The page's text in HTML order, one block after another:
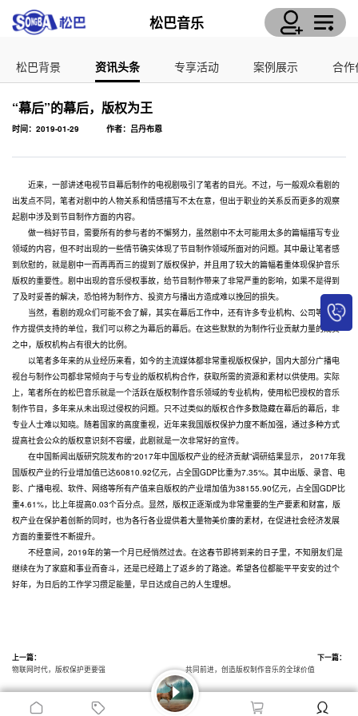
松巴音乐
松巴背景 资讯头条 专享活动 案例展示 合作
“幕后”的幕后，版权为王
时间：2019-01-29 作者：吕丹布恩
近来，一部讲述电视节目幕后制作的电视剧吸引了笔者的目光。不过，与一般观众看剧的
出发点不同，笔者对剧中的人物关系和情感描写不太在意，但出于职业的关系反而更多的观察
起剧中涉及到节目制作方面的内容。
做一档好节目，需要所有的参与者的不懈努力，虽然剧中不太可能用太多的篇幅描写专业
领域的内容，但不时出现的一些情节确实体现了节目制作领域所面对的问题。其中最让笔者感
到欣慰的，就是剧中一而再再而三的提到了版权保护，并且用了较大的篇幅着重体现保护音乐
版权的重要性。剧中出现的音乐侵权事故，给节目制作带来了非常严重的影响，如果不是得到
了及时妥善的解决，恐怕将为制作方、投资方与播出方造成难以挽回的损失。
当然，看剧的观众们可能不会了解，其实在幕后工作中，还有许多专业机构、公司等为制
作方提供支持的单位，我们可以称之为幕后的幕后。在这些默默的为制作行业贡献力量的成员
之中，版权机构占有很大的比例。
以笔者多年来的从业经历来看，如今的主流媒体都非常重视版权保护，国内大部分广播电
视台与制作公司都非常倾向于与专业的版权机构合作，获取所需的资源和素材以供使用。实际
上，笔者所在的松巴音乐就是一个活跃在版权制作音乐领域的专业机构，使用松巴授权的音乐
制作节目，多年来从未出现过侵权的问题。只不过类似的版权合作多数隐藏在幕后的幕后，非
专业人士难以知晓。随着国家的高度重视，近年来我国版权保护力度不断加强，通过多种方式
提高社会公众的版权意识刻不容缓，此剧就是一次非常好的宣传。
在中国新闻出版研究院发布的“2017年中国版权产业的经济贡献”调研结果显示， 2017年我
国版权产业的行业增加值已达60810.92亿元，占全国GDP比重为7.35%。其中出版、录音、电
影、广播电视、软件、网络等所有产值来自版权的产业增加值为38155.90亿元，占全国GDP比
重4.61%，比上年提高0.03个百分点。显然，版权正逐渐成为非常重要的生产要素和财富，版
权产业在保护着创新的同时，也为各行各业提供着大量物美价廉的素材，在促进社会经济发展
方面的重要性不断提升。
不经意间，2019年的第一个月已经悄然过去。在这春节即将到来的日子里，不知朋友们是
继续在为了家庭和事业而奋斗，还是已经踏上了返乡的了路途。希望各位都能平平安安的过个
好年，为日后的工作学习攒足能量，早日达成自己的人生理想。
上一篇：
物联网时代，版权保护更要强
下一篇：
共同前进，创造版权制作音乐的全球价值